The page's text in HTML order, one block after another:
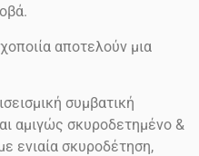
αποτελούν μια
συμβατική
αμιγώς σκυροδετημένο &
ενιαία σκυροδέτηση,